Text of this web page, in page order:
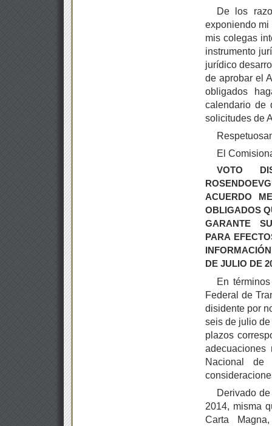
De los
exponiendo
mis colegas
instrumento
jurídico
de aprobar el
obligados
calendario de
solicitudes de
El
VOTO
ACUERDO
OBLIGADOS
GARANTE
PARA
DE JULIO DE
En
Federal de
disidente por
seis de julio
plazos
Nacional de
Derivado
2014, misma
Carta